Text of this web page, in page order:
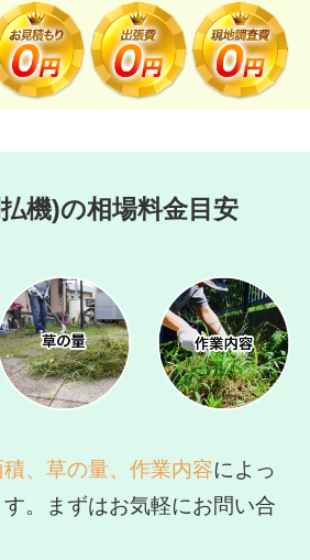
機)の相場料金目安
積、草の量、作業内容によっ
。まずはお気軽にお問い合